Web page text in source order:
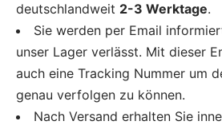
deutschlandweit 2-3 Werktage.
Sie werden per Email
unser Lager verlässt. Mit dieser
auch eine Tracking Nummer um
genau verfolgen zu können.
Nach Versand erhalten Sie